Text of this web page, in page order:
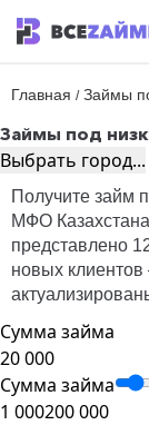
Главная / Займы
Займы под
Выбрать город...
Получите займ
МФО
представлено
новых
Сумма займа
Сумма займа
1 000200 000